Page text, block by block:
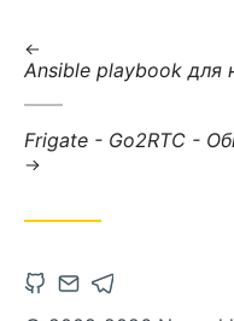
:
Ansible playbook для
:Frigate - Go2RTC -